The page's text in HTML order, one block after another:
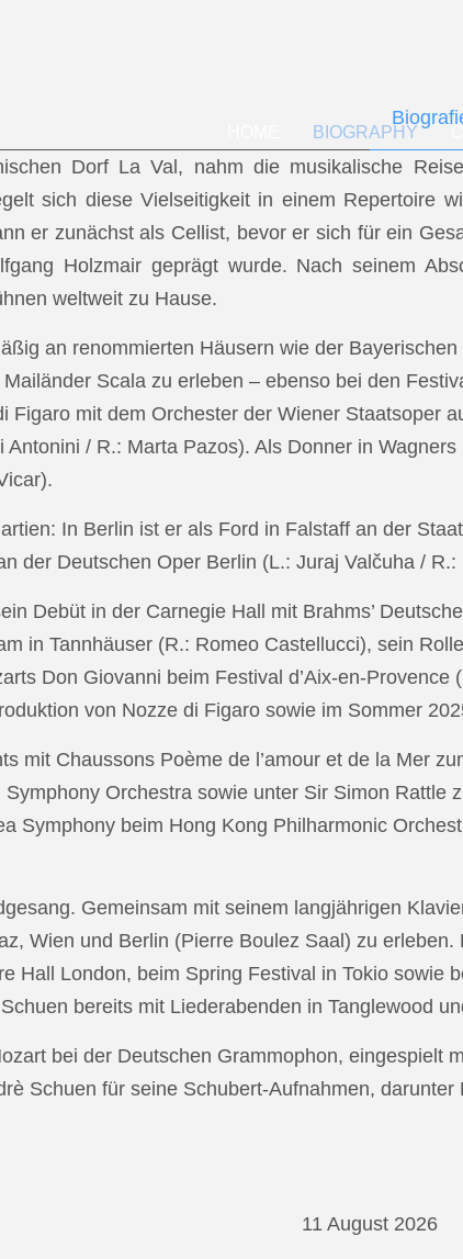
BIOGRAPHY
Dorf La Val, nahm die musikalische
sich diese Vielseitigkeit in einem Repertoire
er zunächst als Cellist, bevor er sich für ein
Holzmair geprägt wurde. Nach seinem
weltweit zu Hause.
an renommierten Häusern wie der
Scala zu erleben – ebenso bei den
Figaro mit dem Orchester der Wiener Staatsoper
/ R.: Marta Pazos). Als Donner in
In Berlin ist er als Ford in Falstaff an der
der Deutschen Oper Berlin (L.: Juraj Valčuha /
Debüt in der Carnegie Hall mit Brahms’
in Tannhäuser (R.: Romeo Castellucci), sein
Don Giovanni beim Festival d’Aix-en-
von Nozze di Figaro sowie im Sommer
mit Chaussons Poème de l’amour et de la Mer
Orchestra sowie unter Sir Simon
Symphony beim Hong Kong Philharmonic
Gemeinsam mit seinem langjährigen
Wien und Berlin (Pierre Boulez Saal) zu
Hall London, beim Spring Festival in Tokio
bereits mit Liederabenden in Tanglewood
bei der Deutschen Grammophon, eingespielt
Schuen für seine Schubert-Aufnahmen,
11 August 2026